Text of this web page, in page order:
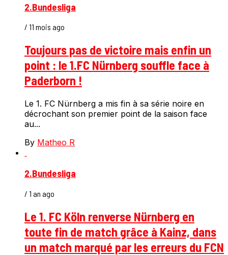
2.Bundesliga
/ 11 mois ago
Toujours pas de victoire mais enfin un
point : le 1.FC Nürnberg souffle face à
Paderborn !
Le 1. FC Nürnberg a mis fin à sa série noire en
décrochant son premier point de la saison face
au...
By Matheo R
2.Bundesliga
/ 1 an ago
Le 1. FC Köln renverse Nürnberg en
toute fin de match grâce à Kainz, dans
un match marqué par les erreurs du FCN